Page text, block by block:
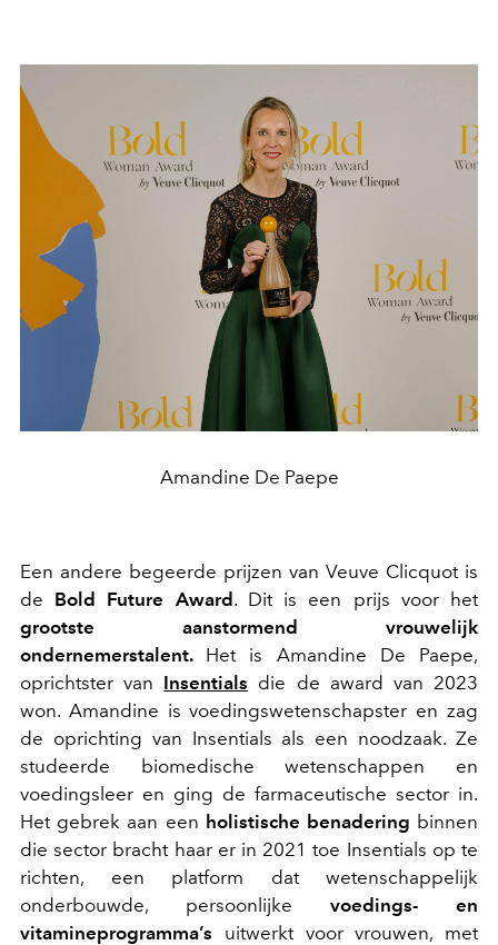
Amandine De Paepe
Een andere begeerde prijzen van Veuve Clicquot is
de Bold Future Award. Dit is een prijs voor het
grootste aanstormend vrouwelijk
ondernemerstalent. Het is Amandine De Paepe,
oprichtster van Insentials die de award van 2023
won. Amandine is voedingswetenschapster en zag
de oprichting van Insentials als een noodzaak. Ze
studeerde biomedische wetenschappen en
voedingsleer en ging de farmaceutische sector in.
Het gebrek aan een holistische benadering binnen
die sector bracht haar er in 2021 toe Insentials op te
richten, een platform dat wetenschappelijk
onderbouwde, persoonlijke voedings- en
vitamineprogramma’s uitwerkt voor vrouwen, met